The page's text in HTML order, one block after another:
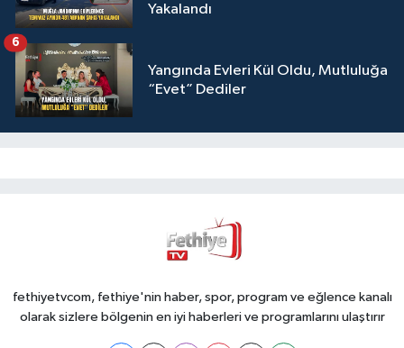
Yakalandı
Yangında Evleri Kül Oldu, Mutluluğa
“Evet” Dediler
6
fethiyetvcom, fethiye'nin haber, spor, program ve eğlence kanalı
olarak sizlere bölgenin en iyi haberleri ve programlarını ulaştırır